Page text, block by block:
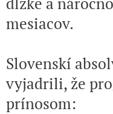
mesiacov.
Slovenskí
vyjadrili, že
prínosom: